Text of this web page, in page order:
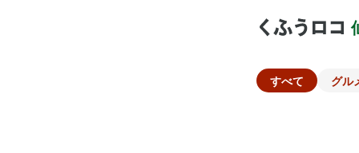
すべて グル